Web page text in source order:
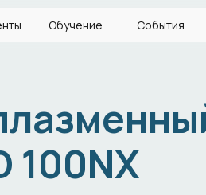
События
Обучение
100NX